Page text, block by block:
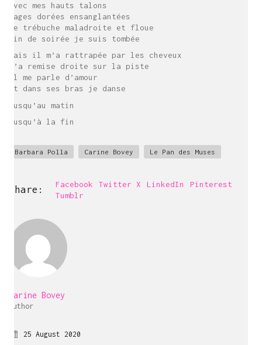
Avec mes hauts talons
Cages dorées ensanglantées
Je trébuche maladroite et floue
Fin de soirée je suis tombée
Mais il m’a rattrapée par les cheveux
M’a remise droite sur la piste
Il me parle d’amour
Et dans ses bras je danse
Jusqu’au matin
Jusqu’à la fin
Barbara Polla Carine Bovey Le Pan des Muses
Share: Facebook Twitter X LinkedIn
Pinterest
Tumblr
Carine Bovey
Author
25 August 2020
Carine Bovey